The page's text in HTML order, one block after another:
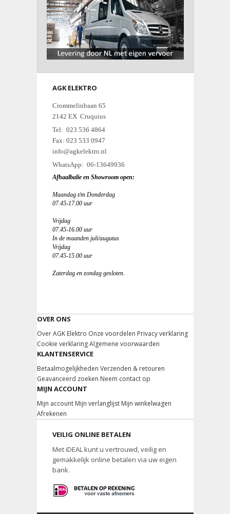
AGK ELEKTRO
Crommelinbaan 65
2142 EX Cruquius
Tel: 023 536 4864
Fax: 023 533 0947
info@agkelektro.nl
WhatsApp: 06-13649936
Afhaalbalie en Showroom open:
Maandag t/m Donderdag
07.45-17.00 uur
Vrijdag
07.45-16.00 uur
In de maanden juli/augutus
Vrijdag
07.45-15.00 uur
Zaterdag en zondag gesloten.
OVER ONS
Over AGK Elektro Onze voordelen Privacy verklaring
Cookie verklaring Algemene voorwaarden
KLANTENSERVICE
Betaalmogelijkheden Verzenden & retouren
Geavanceerd zoeken Neem contact op
MIJN ACCOUNT
Mijn account Mijn verlanglijst Mijn winkelwagen
Afrekenen
VEILIG ONLINE BETALEN
Met iDEAL kunt u vertrouwd, veilig en
gemakkelijk online betalen via uw eigen
bank.